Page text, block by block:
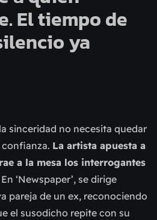
El tiempo de
ya
sinceridad no necesita quedar
La artista apuesta a
a la mesa los interrogantes
‘Newspaper’, se dirige
pareja de un ex, reconociendo
el susodicho repite con su